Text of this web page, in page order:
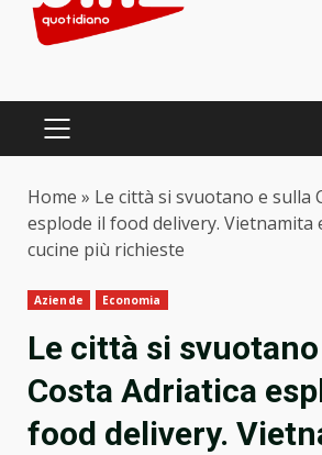
PRIMARY
Home » Le città si svuotano e sulla
esplode il food delivery. Vietnamita
cucine più richieste
Aziende Economia
Le città si
Costa Adriatica
food delivery.